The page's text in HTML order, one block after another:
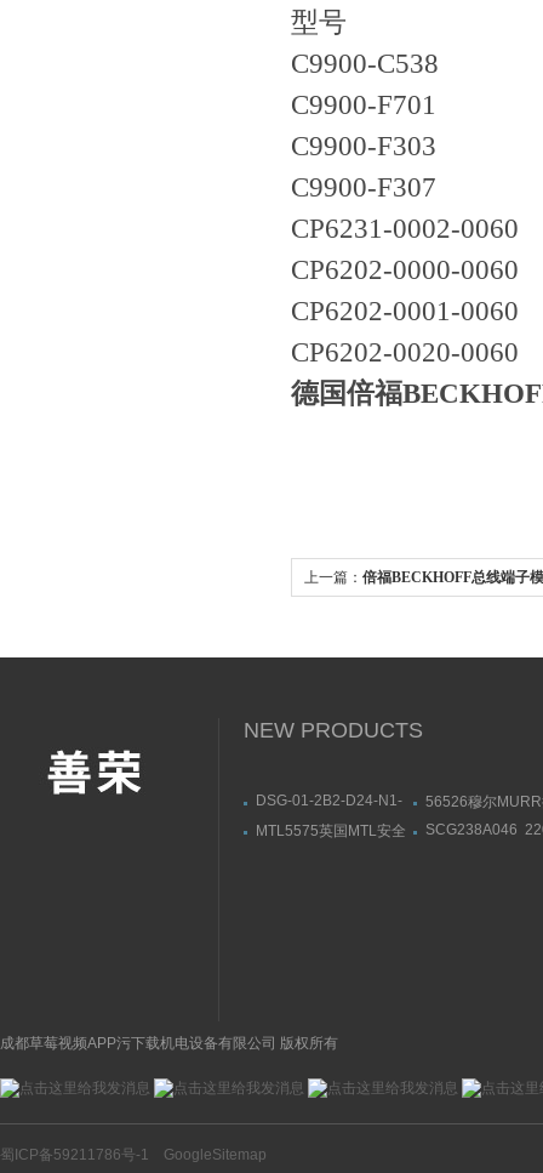
型号
C9900-C538
C9900-F701
C9900-F303
C9900-F307
CP6231-0002-0060
CP6202-0000-0060
CP6202-0001-0060
CP6202-0020-0060
德国倍福
上一篇： 倍福BECKHOFF总线端子
NEW PRODUCTS
DSG-01-2B2-D24-N1-
件一览
56526穆尔
模块安装连接尺寸
MTL5575英国MTL安全
SCG238A046
成都草莓视频APP污下载机电设备有限公司 版权所有
蜀ICP备59211786号-1 GoogleSitemap